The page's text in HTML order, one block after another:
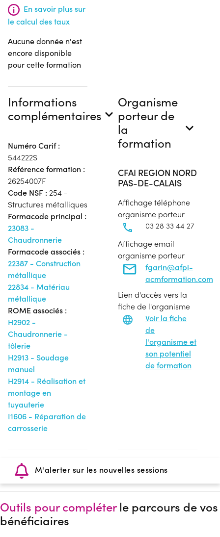
En savoir plus sur
le calcul des taux
Aucune donnée n'est
encore disponible
pour cette formation
Informations
complémentaires
Numéro Carif :
544222S
Référence formation :
26254007F
Code NSF : 254 -
Structures métalliques
Formacode principal :
23083 -
Chaudronnerie
Formacode associés :
22387 - Construction
métallique
22834 - Matériau
métallique
ROME associés :
H2902 -
Chaudronnerie -
tôlerie
H2913 - Soudage
manuel
H2914 - Réalisation et
montage en
tuyauterie
I1606 - Réparation de
carrosserie
Organisme
porteur de
la
formation
CFAI REGION NORD
PAS-DE-CALAIS
Affichage téléphone
organisme porteur
03 28 33 44 27
Affichage email
organisme porteur
fgarin@afpi-
acmformation.com
Lien d'accès vers la
fiche de l'organisme
Voir la fiche
de
l'organisme et
son potentiel
de formation
M'alerter sur les nouvelles sessions
Outils pour compléterle parcours de vos
bénéficiaires